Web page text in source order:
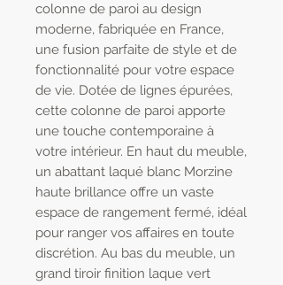
colonne de paroi au design
moderne, fabriquée en France,
une fusion parfaite de style et de
fonctionnalité pour votre espace
de vie. Dotée de lignes épurées,
cette colonne de paroi apporte
une touche contemporaine à
votre intérieur. En haut du meuble,
un abattant laqué blanc Morzine
haute brillance offre un vaste
espace de rangement fermé, idéal
pour ranger vos affaires en toute
discrétion. Au bas du meuble, un
grand tiroir finition laque vert